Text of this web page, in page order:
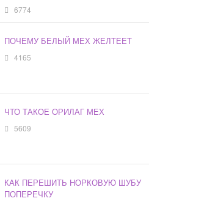
6774
ПОЧЕМУ БЕЛЫЙ МЕХ ЖЕЛТЕЕТ
4165
ЧТО ТАКОЕ ОРИЛАГ МЕХ
5609
КАК ПЕРЕШИТЬ НОРКОВУЮ ШУБУ
ПОПЕРЕЧКУ